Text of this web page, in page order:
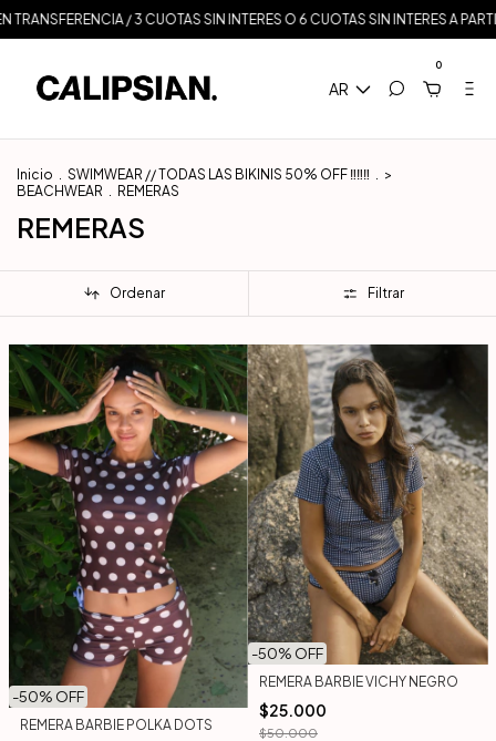
/ 3 CUOTAS SIN INTERES O 6 CUOTAS SIN INTERES A
AR
0
Inicio . SWIMWEAR // TODAS LAS BIKINIS 50% OFF ‼️‼️‼️ . >
BEACHWEAR . REMERAS
REMERAS
Ordenar Filtrar
-50% OFF
REMERA BARBIE POLKA DOTS
-50% OFF
REMERA BARBIE VICHY NEGRO
$25.000
$50.000